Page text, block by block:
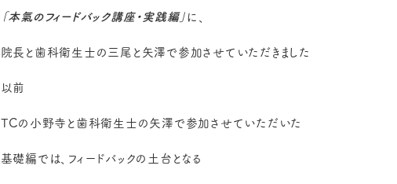
「本氣のフィードバック講座・実践編」に、
院長と歯科衛生士の三尾と矢澤で参加させていただきました
以前
TCの小野寺と歯科衛生士の矢澤で参加させていただいた
基礎編では、フィードバックの土台となる